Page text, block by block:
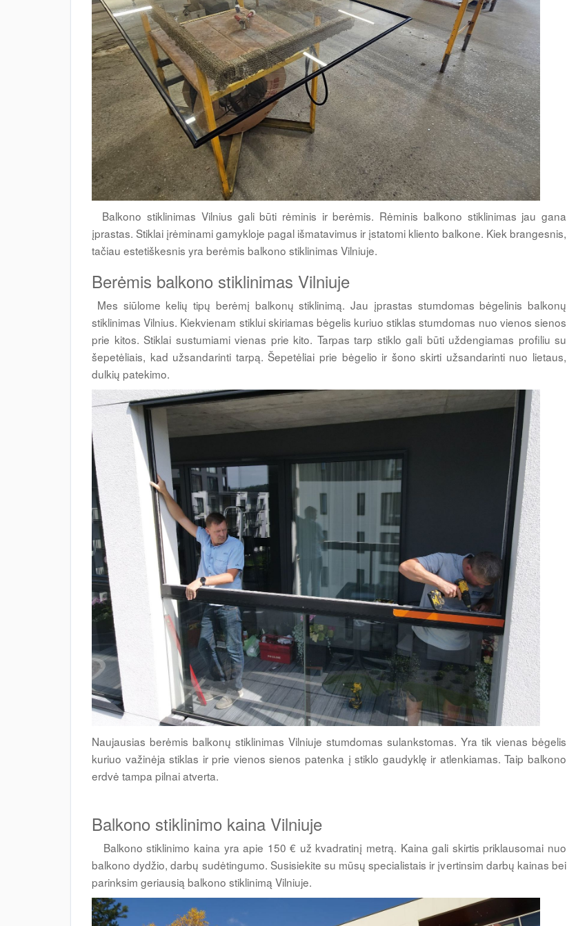
Balkono stiklinimas Vilnius gali būti rėminis ir berėmis. Rėminis balkono stiklinimas jau gana
įprastas. Stiklai įrėminami gamykloje pagal išmatavimus ir įstatomi kliento balkone. Kiek brangesnis,
tačiau estetiškesnis yra berėmis balkono stiklinimas Vilniuje.
Berėmis balkono stiklinimas Vilniuje
Mes siūlome kelių tipų berėmį balkonų stiklinimą. Jau įprastas stumdomas bėgelinis balkonų
stiklinimas Vilnius. Kiekvienam stiklui skiriamas bėgelis kuriuo stiklas stumdomas nuo vienos sienos
prie kitos. Stiklai sustumiami vienas prie kito. Tarpas tarp stiklo gali būti uždengiamas profiliu su
šepetėliais, kad užsandarinti tarpą. Šepetėliai prie bėgelio ir šono skirti užsandarinti nuo lietaus,
dulkių patekimo.
Naujausias berėmis balkonų stiklinimas Vilniuje stumdomas sulankstomas. Yra tik vienas bėgelis
kuriuo važinėja stiklas ir prie vienos sienos patenka į stiklo gaudyklę ir atlenkiamas. Taip balkono
erdvė tampa pilnai atverta.
Balkono stiklinimo kaina Vilniuje
Balkono stiklinimo kaina yra apie 150 € už kvadratinį metrą. Kaina gali skirtis priklausomai nuo
balkono dydžio, darbų sudėtingumo. Susisiekite su mūsų specialistais ir įvertinsim darbų kainas bei
parinksim geriausią balkono stiklinimą Vilniuje.